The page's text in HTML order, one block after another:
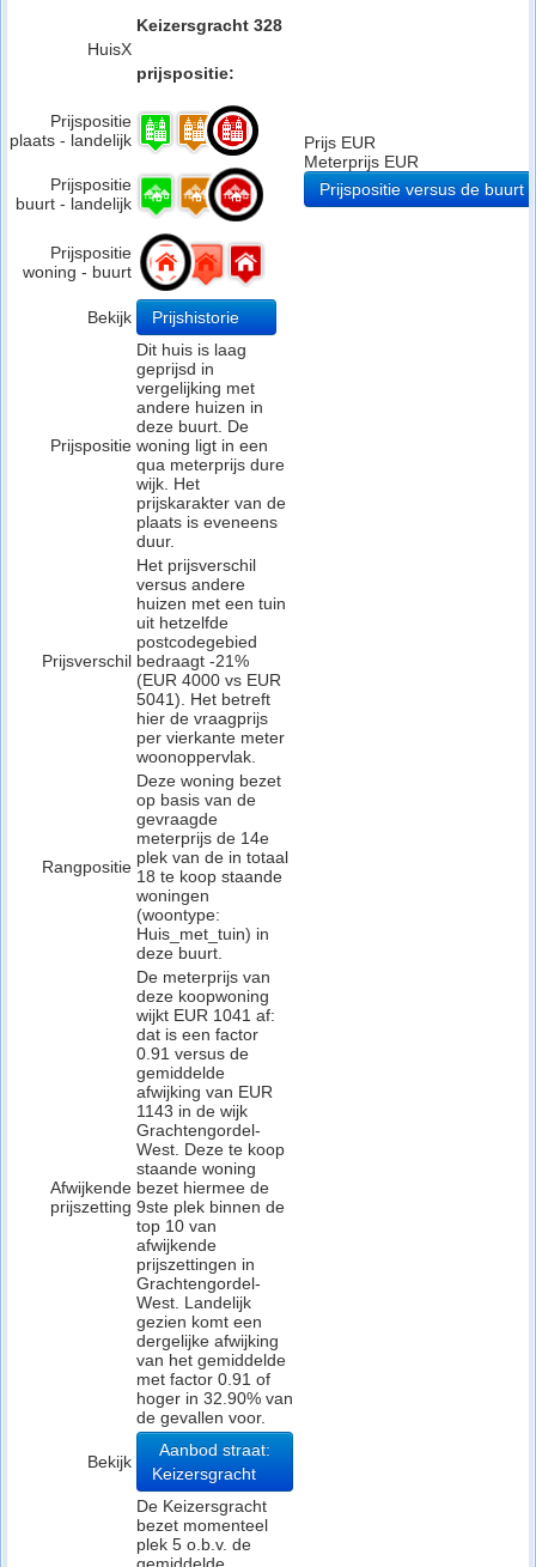
HuisX
Keizersgracht 328
prijspositie:
Prijspositie
plaats - landelijk
Prijspositie
buurt - landelijk
Prijspositie
woning - buurt
Bekijk Prijshistorie
Prijspositie
Dit huis is laag
geprijsd in
vergelijking met
andere huizen in
deze buurt. De
woning ligt in een
qua meterprijs dure
wijk. Het
prijskarakter van de
plaats is eveneens
duur.
Prijsverschil
Het prijsverschil
versus andere
huizen met een tuin
uit hetzelfde
postcodegebied
bedraagt -21%
(EUR 4000 vs EUR
5041). Het betreft
hier de vraagprijs
per vierkante meter
woonoppervlak.
Rangpositie
Deze woning bezet
op basis van de
gevraagde
meterprijs de 14e
plek van de in totaal
18 te koop staande
woningen
(woontype:
Huis_met_tuin) in
deze buurt.
Afwijkende
prijszetting
De meterprijs van
deze koopwoning
wijkt EUR 1041 af:
dat is een factor
0.91 versus de
gemiddelde
afwijking van EUR
1143 in de wijk
Grachtengordel-
West. Deze te koop
staande woning
bezet hiermee de
9ste plek binnen de
top 10 van
afwijkende
prijszettingen in
Grachtengordel-
West. Landelijk
gezien komt een
dergelijke afwijking
van het gemiddelde
met factor 0.91 of
hoger in 32.90% van
de gevallen voor.
Bekijk
Aanbod straat:
Keizersgracht
De Keizersgracht
bezet momenteel
plek 5 o.b.v. de
Prijs EUR
Meterprijs EUR
Prijspositie versus de buurt